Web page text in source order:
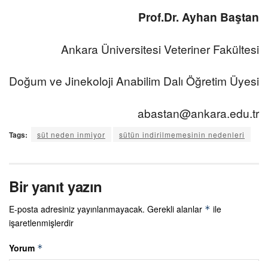
Prof.Dr. Ayhan Baştan
Ankara Üniversitesi Veteriner Fakültesi
Doğum ve Jinekoloji Anabilim Dalı Öğretim Üyesi
abastan@ankara.edu.tr
Tags: süt neden inmiyor sütün indirilmemesinin nedenleri
Bir yanıt yazın
E-posta adresiniz yayınlanmayacak. Gerekli alanlar * ile
işaretlenmişlerdir
Yorum *